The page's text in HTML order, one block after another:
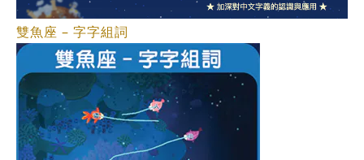
雙魚座 – 字字組詞